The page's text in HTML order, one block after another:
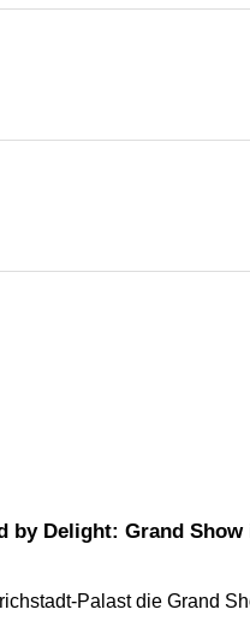
by Delight: Grand
Palast die Grand